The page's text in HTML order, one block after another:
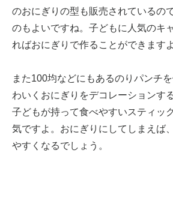
のおにぎりの型も販売されているの
のもよいですね。子どもに人気のキ
ればおにぎりで作ることができますよ
また100均などにもあるのりパンチ
わいくおにぎりをデコレーションす
子どもが持って食べやすいスティッ
気ですよ。おにぎりにしてしまえば
やすくなるでしょう。